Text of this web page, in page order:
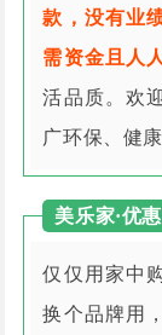
款，没有业
需资金且人
活品质。欢
广环保、健
美乐家·优
仅仅用家中
换个品牌用